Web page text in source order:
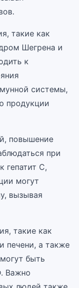
такие как
Шегрена и
к
системы,
продукции
повышение
при
гепатит C,
могут
вызывая
такие как
печени, а также
быть
Важно